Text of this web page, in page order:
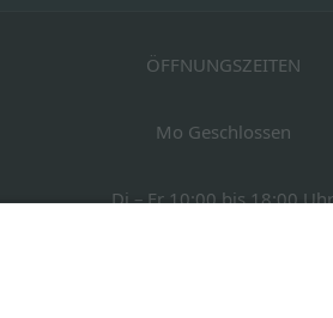
ÖFFNUNGSZEITEN
Mo Geschlossen
Di – Fr 10:00 bis 18:00 Uhr